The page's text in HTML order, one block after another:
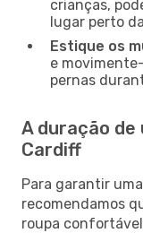
crianças,
lugar perto
Estique os
e
pernas
A duração de
Cardiff
Para garantir
recomendamos
roupa